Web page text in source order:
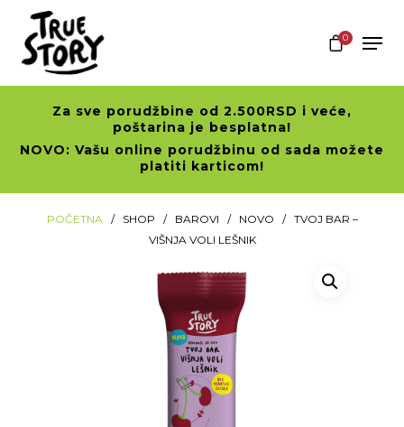
Hit enter to search or ESC to close
0
Za sve porudžbine od 2.500RSD i veće,
poštarina je besplatna!
NOVO: Vašu online porudžbinu od sada možete
platiti karticom!
POČETNA SHOP BAROVI NOVO
TVOJ BAR –
VIŠNJA VOLI LEŠNIK